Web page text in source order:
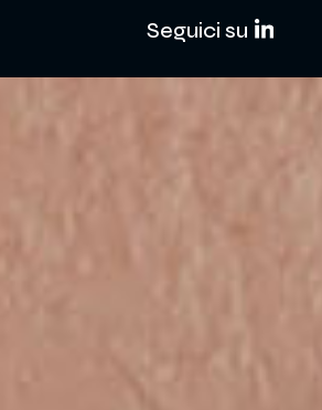
Seguici su